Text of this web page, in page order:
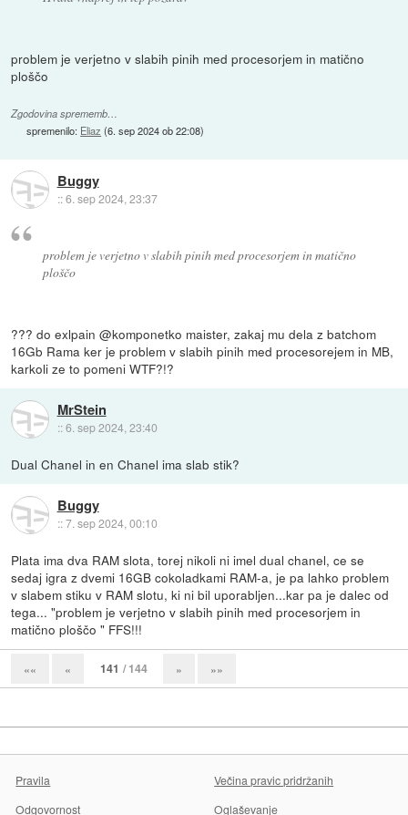
problem je verjetno v slabih pinih med procesorjem in matično
ploščo
Zgodovina sprememb…
spremenilo: Eliaz (6. sep 2024 ob 22:08)
Buggy
::6. sep 2024, 23:37
problem je verjetno v slabih pinih med procesorjem in matično
ploščo
??? do exlpain @komponetko maister, zakaj mu dela z batchom
16Gb Rama ker je problem v slabih pinih med procesorejem in MB,
karkoli ze to pomeni WTF?!?
MrStein
::6. sep 2024, 23:40
Dual Chanel in en Chanel ima slab stik?
Buggy
::7. sep 2024, 00:10
Plata ima dva RAM slota, torej nikoli ni imel dual chanel, ce se
sedaj igra z dvemi 16GB cokoladkami RAM-a, je pa lahko problem
v slabem stiku v RAM slotu, ki ni bil uporabljen...kar pa je dalec od
tega... "problem je verjetno v slabih pinih med procesorjem in
matično ploščo " FFS!!!
«« « 141 / 144 » »»
Pravila
Večina pravic pridržanih
Odgovornost
Oglaševanje